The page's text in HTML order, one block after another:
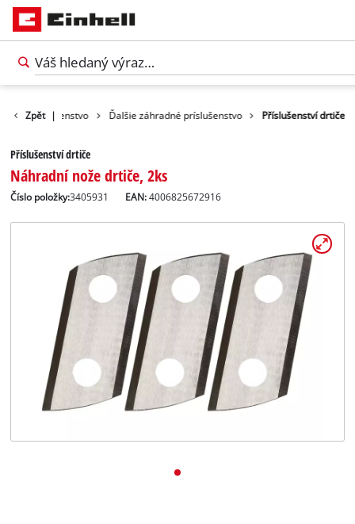
Slovenský
SK Slovenský
English
Zpět |
príslušenstvo Ďalšie záhradné príslušenstvo Příslušenství drtiče
Příslušenství drtiče
Náhradní nože drtiče, 2ks
Číslo položky:3405931 EAN:4006825672916